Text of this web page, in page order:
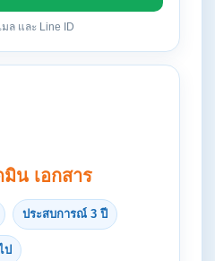
ล และ Line ID
น เอกสาร
ประสบการณ์ 3 ปี
ป